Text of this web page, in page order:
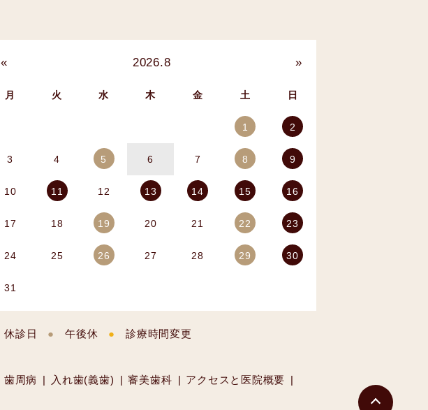
« 2026.8 »
月 火 水 木 金 土 日
1 2
3 4 5 6 7 8 9
10 11 12 13 14 15 16
17 18 19 20 21 22 23
24 25 26 27 28 29 30
31
休診日 午後休 診療時間変更
歯周病 入れ歯(義歯) 審美歯科
アクセスと医院概要